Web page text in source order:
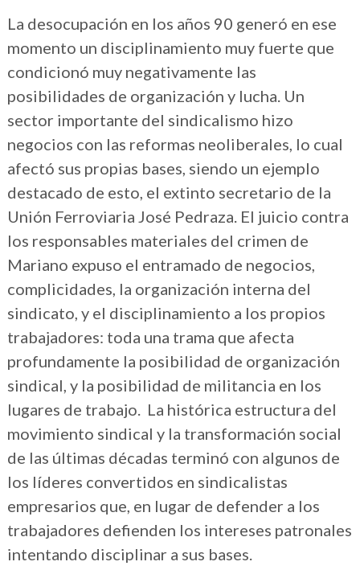
La desocupación en los años 90 generó en ese
momento un disciplinamiento muy fuerte que
condicionó muy negativamente las
posibilidades de organización y lucha. Un
sector importante del sindicalismo hizo
negocios con las reformas neoliberales, lo cual
afectó sus propias bases, siendo un ejemplo
destacado de esto, el extinto secretario de la
Unión Ferroviaria José Pedraza. El juicio contra
los responsables materiales del crimen de
Mariano expuso el entramado de negocios,
complicidades, la organización interna del
sindicato, y el disciplinamiento a los propios
trabajadores: toda una trama que afecta
profundamente la posibilidad de organización
sindical, y la posibilidad de militancia en los
lugares de trabajo. La histórica estructura del
movimiento sindical y la transformación social
de las últimas décadas terminó con algunos de
los líderes convertidos en sindicalistas
empresarios que, en lugar de defender a los
trabajadores defienden los intereses patronales
intentando disciplinar a sus bases.